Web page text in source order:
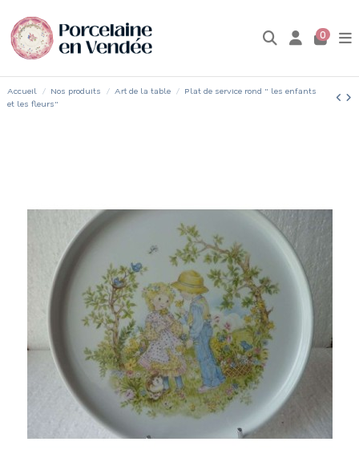
0
Accueil Nos produits Art de la table
Plat de service rond " les enfants
et les fleurs"